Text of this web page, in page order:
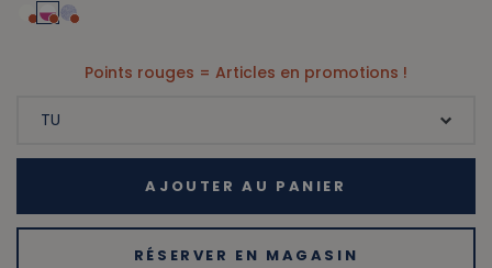
Points rouges = Articles en promotions !
AJOUTER AU PANIER
RÉSERVER EN MAGASIN